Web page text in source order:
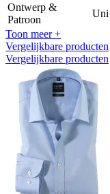
Ontwerp &
Patroon
Uni
Toon meer +
Vergelijkbare producten
Vergelijkbare producten